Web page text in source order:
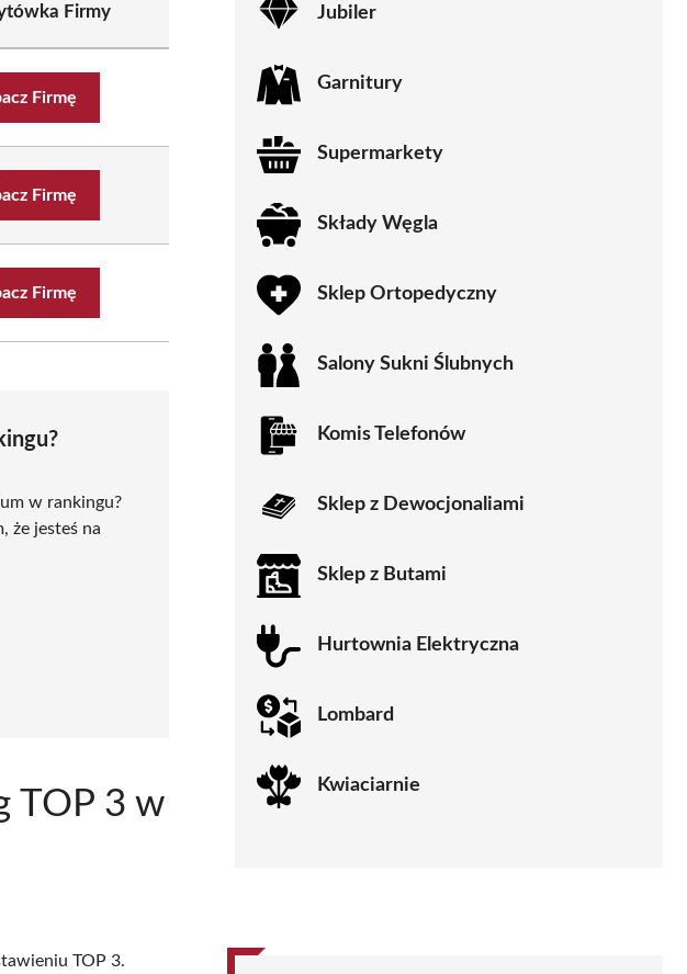
Firmy
Firmę
Firmę
Firmę
w rankingu?
że jesteś na
TOP 3 w
TOP 3.
Jubiler
Garnitury
Supermarkety
Składy Węgla
Sklep Ortopedyczny
Salony Sukni Ślubnych
Komis Telefonów
Sklep z Dewocjonaliami
Sklep z Butami
Hurtownia Elektryczna
Lombard
Kwiaciarnie